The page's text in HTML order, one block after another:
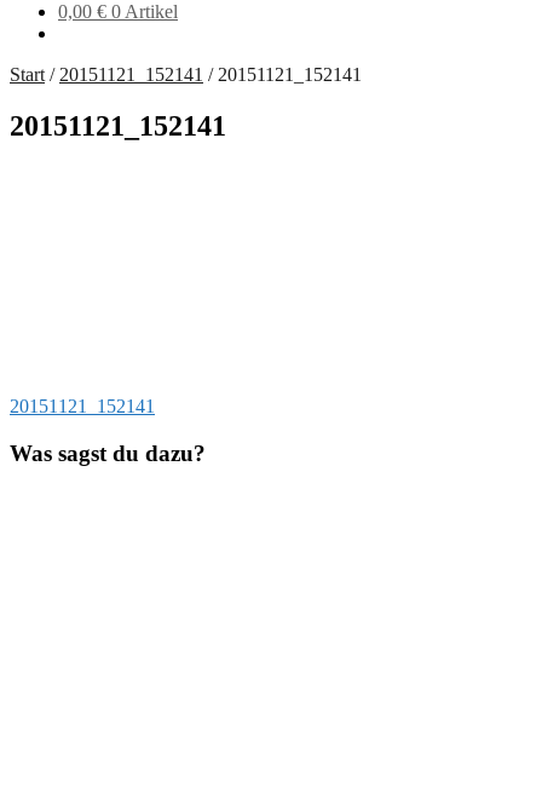
0,00 € 0 Artikel
Start / 20151121_152141 / 20151121_152141
20151121_152141
Beitragsnavigation
Vorheriger
20151121_152141
Was sagst du dazu?